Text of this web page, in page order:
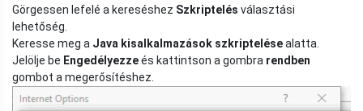
Görgessen lefelé a kereséshez Szkriptelés választási
lehetőség.
Keresse meg a Java kisalkalmazások szkriptelésealatta.
Jelölje be Engedélyezzeés kattintson a gombra rendben
gombot a megerősítéshez.